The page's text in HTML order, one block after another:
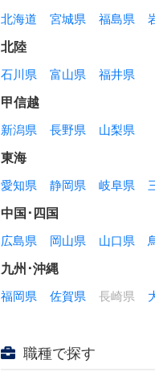
北海道 宮城県 福島県
北陸
石川県 富山県 福井県
甲信越
新潟県 長野県 山梨県
東海
愛知県 静岡県 岐阜県
中国･四国
広島県 岡山県 山口県
九州･沖縄
福岡県 佐賀県 長崎県
職種で探す